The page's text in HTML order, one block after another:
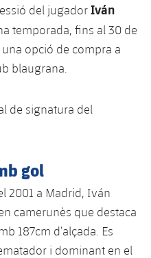
del jugadorIván
temporada, fins al 30 de
una opció de compra a
blaugrana.
de signatura del
gol
2001 a Madrid, Iván
camerunès que destaca
187cm d’alçada. Es
i dominant en el